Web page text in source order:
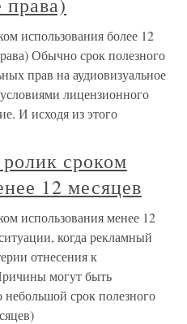
использования более 12
Обычно срок полезного
прав на аудиовизуальное
лицензионного
И исходя из этого
сроком
12 месяцев
использования менее 12
когда рекламный
отнесения к
могут быть
срок полезного